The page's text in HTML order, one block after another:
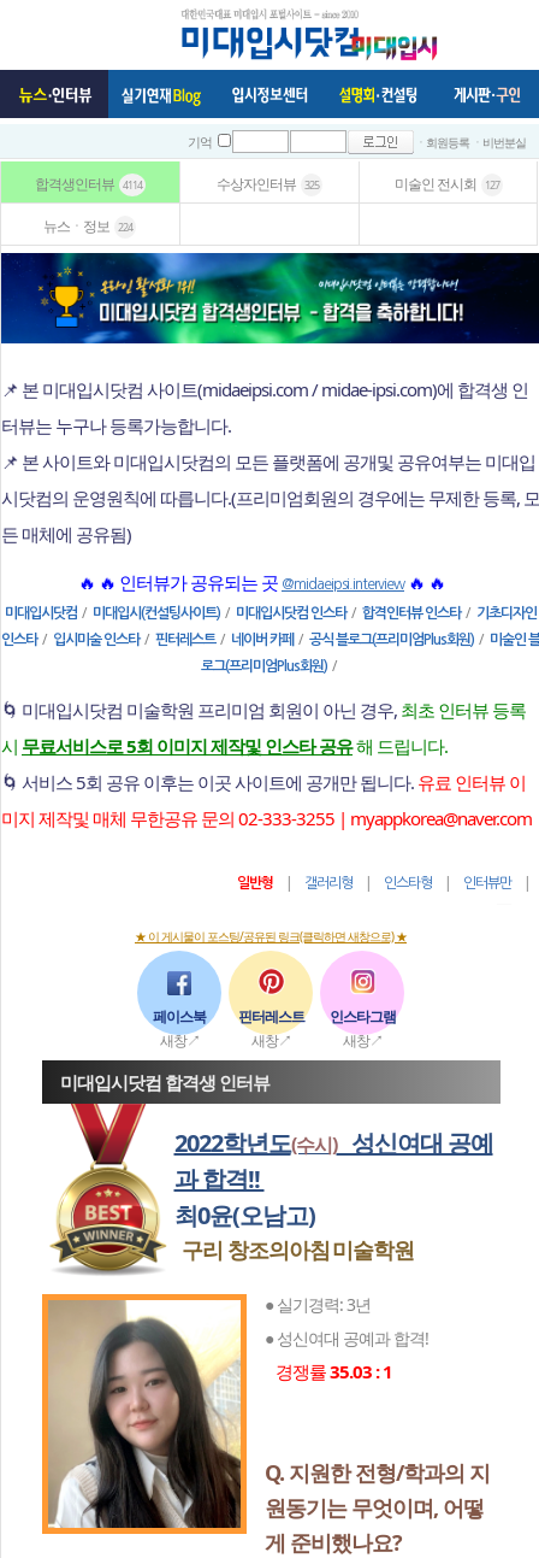
기억 ㆍ회원등록 ㆍ비번분실
합격생인터뷰 4114 수상자인터뷰 325 미술인 전시회 127
뉴스ㆍ정보 224
📌 본 미대입시닷컴 사이트(midaeipsi.com / midae-ipsi.com)에 합격생 인
터뷰는 누구나 등록가능합니다.
📌 본 사이트와 미대입시닷컴의 모든 플랫폼에 공개및 공유여부는 미대입
시닷컴의 운영원칙에 따릅니다.(프리미엄회원의 경우에는 무제한 등록, 모
든 매체에 공유됨)
🔥 🔥 인터뷰가 공유되는 곳 @midaeipsi.interview🔥 🔥
미대입시닷컴 / 미대입시(컨설팅사이트) / 미대입시닷컴 인스타/ 합격인터뷰 인스타/ 기초디자인
인스타/ 입시미술 인스타/ 핀터레스트/ 네이버 카페 / 공식 블로그(프리미엄Plus회원) / 미술인 블
로그(프리미엄Plus회원) /
🌀 미대입시닷컴 미술학원 프리미엄 회원이 아닌 경우, 최초 인터뷰 등록
시 무료서비스로 5회 이미지 제작및 인스타 공유해 드립니다.
🌀 서비스 5회 공유 이후는 이곳 사이트에 공개만 됩니다. 유료 인터뷰 이
미지 제작및 매체 무한공유 문의 02-333-3255 | myappkorea@naver.com
일반형 | 갤러리형 | 인스타형 | 인터뷰만|
★ 이 게시물이 포스팅/공유된 링크(클릭하면 새창으로) ★
페이스북
새창↗
핀터레스트
새창↗
인스타그램
새창↗
미대입시닷컴 합격생 인터뷰
2022학년도(수시)성신여대 공예
과 합격!!
최0윤(오남고)
구리 창조의아침미술학원
● 실기경력: 3년
● 성신여대 공예과 합격!
경쟁률35.03 : 1
Q. 지원한 전형/학과의 지
원동기는 무엇이며, 어떻
게 준비했나요?